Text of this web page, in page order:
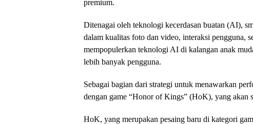
premium.
Ditenagai oleh teknologi kecerdasan buatan (AI),
dalam kualitas foto dan video, interaksi pengguna,
mempopulerkan teknologi AI di kalangan anak
lebih banyak pengguna.
Sebagai bagian dari strategi untuk menawarkan
dengan game “Honor of Kings” (HoK), yang akan
HoK, yang merupakan pesaing baru di kategori